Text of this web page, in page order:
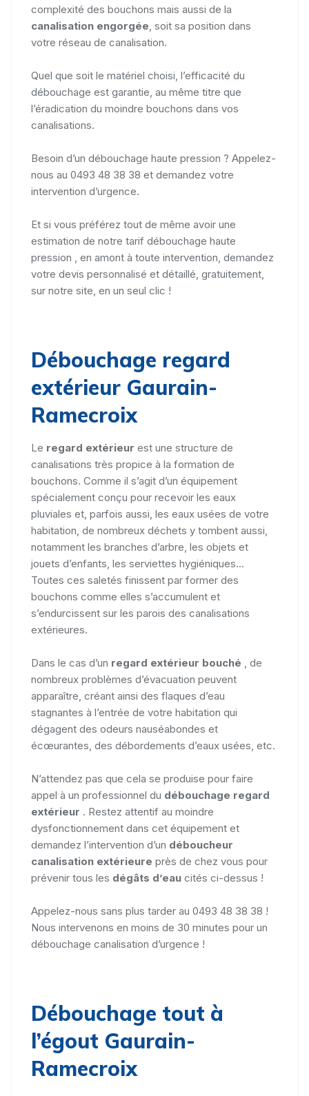
complexité des bouchons mais aussi de la
canalisation engorgée , soit sa position dans
votre réseau de canalisation.
Quel que soit le matériel choisi, l’efficacité du
débouchage est garantie, au même titre que
l’éradication du moindre bouchons dans vos
canalisations.
Besoin d’un débouchage haute pression ? Appelez-
nous au 0493 48 38 38 et demandez votre
intervention d’urgence.
Et si vous préférez tout de même avoir une
estimation de notre tarif débouchage haute
pression , en amont à toute intervention, demandez
votre devis personnalisé et détaillé, gratuitement,
sur notre site, en un seul clic !
Débouchage regard
extérieur Gaurain-
Ramecroix
Le regard extérieur est une structure de
canalisations très propice à la formation de
bouchons. Comme il s’agit d’un équipement
spécialement conçu pour recevoir les eaux
pluviales et, parfois aussi, les eaux usées de votre
habitation, de nombreux déchets y tombent aussi,
notamment les branches d’arbre, les objets et
jouets d’enfants, les serviettes hygiéniques...
Toutes ces saletés finissent par former des
bouchons comme elles s’accumulent et
s’endurcissent sur les parois des canalisations
extérieures.
Dans le cas d’un regard extérieur bouché , de
nombreux problèmes d’évacuation peuvent
apparaître, créant ainsi des flaques d’eau
stagnantes à l’entrée de votre habitation qui
dégagent des odeurs nauséabondes et
écœurantes, des débordements d’eaux usées, etc.
N’attendez pas que cela se produise pour faire
appel à un professionnel du débouchage regard
extérieur . Restez attentif au moindre
dysfonctionnement dans cet équipement et
demandez l’intervention d’un déboucheur
canalisation extérieure près de chez vous pour
prévenir tous les dégâts d’eau cités ci-dessus !
Appelez-nous sans plus tarder au 0493 48 38 38 !
Nous intervenons en moins de 30 minutes pour un
débouchage canalisation d’urgence !
Débouchage tout à
l’égout Gaurain-
Ramecroix